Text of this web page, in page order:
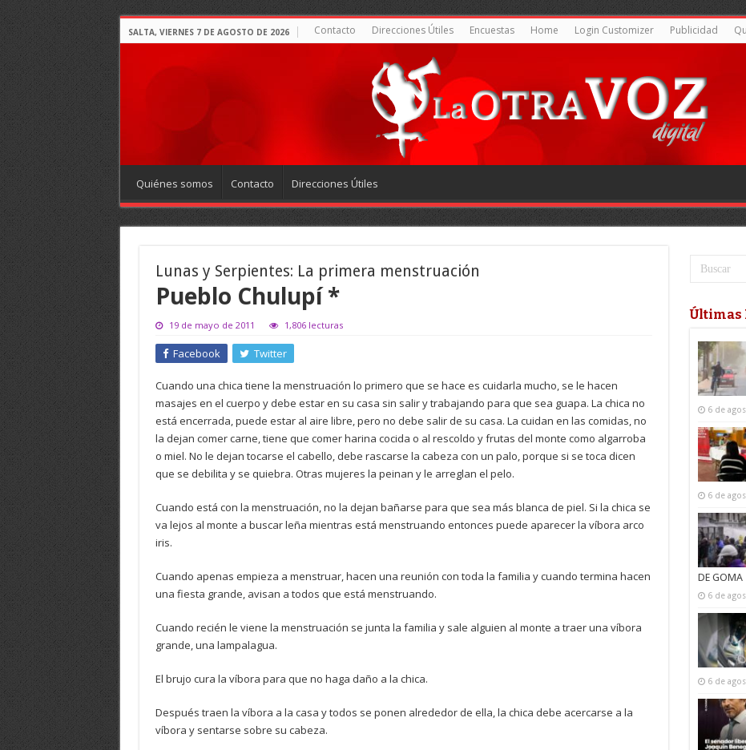
SALTA, VIERNES 7 DE AGOSTO DE 2026 Contacto Direcciones Útiles Encuestas Home Login Customizer Publicidad
Quiénes somos Contacto Direcciones Útiles
Lunas y Serpientes: La primera menstruación
Pueblo Chulupí *
19 de mayo de 2011 1,806 lecturas
Facebook Twitter
Cuando una chica tiene la menstruación lo primero que se hace es cuidarla mucho, se le hacen
masajes en el cuerpo y debe estar en su casa sin salir y trabajando para que sea guapa. La chica no
está encerrada, puede estar al aire libre, pero no debe salir de su casa. La cuidan en las comidas, no
la dejan comer carne, tiene que comer harina cocida o al rescoldo y frutas del monte como algarroba
o miel. No le dejan tocarse el cabello, debe rascarse la cabeza con un palo, porque si se toca dicen
que se debilita y se quiebra. Otras mujeres la peinan y le arreglan el pelo.
Cuando está con la menstruación, no la dejan bañarse para que sea más blanca de piel. Si la chica se
va lejos al monte a buscar leña mientras está menstruando entonces puede aparecer la víbora arco
iris.
Cuando apenas empieza a menstruar, hacen una reunión con toda la familia y cuando termina hacen
una fiesta grande, avisan a todos que está menstruando.
Cuando recién le viene la menstruación se junta la familia y sale alguien al monte a traer una víbora
grande, una lampalagua.
El brujo cura la víbora para que no haga daño a la chica.
Después traen la víbora a la casa y todos se ponen alrededor de ella, la chica debe acercarse a la
víbora y sentarse sobre su cabeza.
Últimas
6 de
6 de
DE GOMA
6 de
6 de